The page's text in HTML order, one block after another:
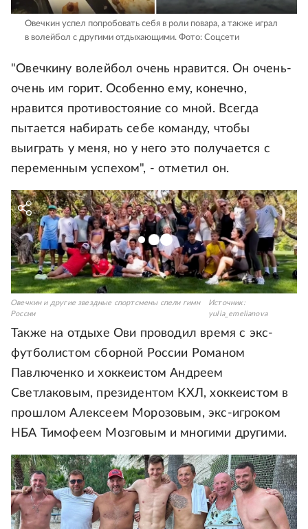
Овечкин успел попробовать себя в роли повара, а также играл
в волейбол с другими отдыхающими. Фото: Соцсети
"Овечкину волейбол очень нравится. Он очень-
очень им горит. Особенно ему, конечно,
нравится противостояние со мной. Всегда
пытается набирать себе команду, чтобы
выиграть у меня, но у него это получается с
переменным успехом", - отметил он.
Овечкин и другие звездные спортсмены спели гимн
России
Источник:
yulia_emelianova
Также на отдыхе Ови проводил время с экс-
футболистом сборной России Романом
Павлюченко и хоккеистом Андреем
Светлаковым, президентом КХЛ, хоккеистом в
прошлом Алексеем Морозовым, экс-игроком
НБА Тимофеем Мозговым и многими другими.